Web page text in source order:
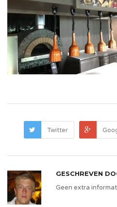
Twitter
GESCHREVEN
Geen extra